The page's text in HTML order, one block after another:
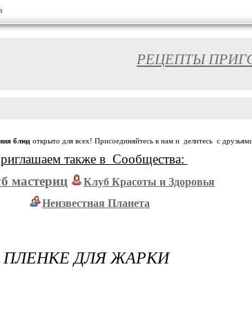
РЕЦЕПТЫ
блюд открыто для всех! Присоединяйтесь к нам и делитесь с
также в Сообщества:
мастериц
Клуб Красоты и Здоровья
Неизвестная Планета
ДЛЯ ЖАРКИ